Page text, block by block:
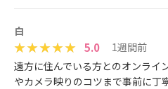
白
5.0
1週間前
遠方に住んでいる方とのオンライ
やカメラ映りのコツまで事前に丁